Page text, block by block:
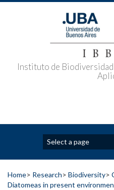
Skip
Instituto de
Home> Research> Biodiversity>
Diatomeas in present